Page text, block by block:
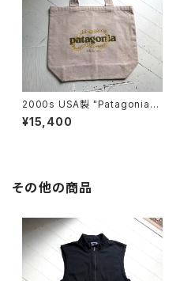
2000s USA製 "Patagonia"
original canvas bag
¥15,400
その他の商品